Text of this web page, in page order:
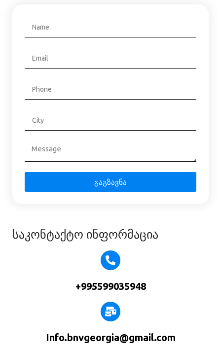
გაგზავნა
საკონტაქტო ინფორმაცია
+995599035948
Info.bnvgeorgia@gmail.com